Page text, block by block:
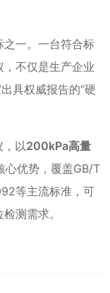
一。一台符合标
不仅是生产企业
具权威报告的“硬
，以200kPa高量
心优势，覆盖GB/T
等主流标准，可
测需求。